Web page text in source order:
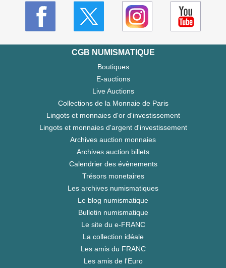
CGB NUMISMATIQUE
Boutiques
E-auctions
Live Auctions
Collections de la Monnaie de Paris
Lingots et monnaies d'or d'investissement
Lingots et monnaies d'argent d'investissement
Archives auction monnaies
Archives auction billets
Calendrier des évènements
Trésors monetaires
Les archives numismatiques
Le blog numismatique
Bulletin numismatique
Le site du e-FRANC
La collection idéale
Les amis du FRANC
Les amis de l'Euro